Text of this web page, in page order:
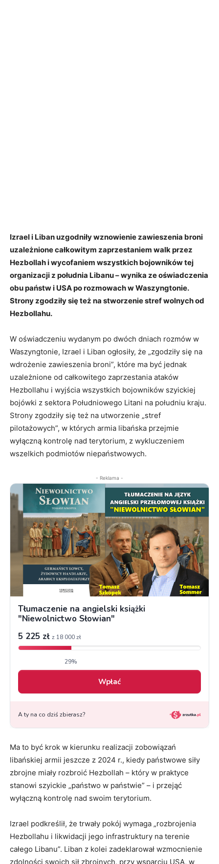
Izrael i Liban uzgodniły wznowienie zawieszenia broni
uzależnione całkowitym zaprzestaniem walk przez
Hezbollah i wycofaniem wszystkich bojowników tej
organizacji z południa Libanu – wynika ze oświadczenia
obu państw i USA po rozmowach w Waszyngtonie.
Strony zgodziły się też na stworzenie stref wolnych od
Hezbollahu.
W oświadczeniu wydanym po dwóch dniach rozmów w
Waszyngtonie, Izrael i Liban ogłosiły, że „zgodziły się na
wdrożenie zawieszenia broni”, które ma być jednak
uzależnione od całkowitego zaprzestania ataków
Hezbollahu i wyjścia wszystkich bojowników szyickiej
bojówki z sektora Południowego Litani na południu kraju.
Strony zgodziły się też na utworzenie „stref
pilotażowych”, w których armia libańska przejmie
wyłączną kontrolę nad terytorium, z wykluczeniem
wszelkich podmiotów niepaństwowych.
- Reklama -
Ma to być krok w kierunku realizacji zobowiązań
libańskiej armii jeszcze z 2024 r., kiedy państwowe siły
zbrojne miały rozbroić Hezbollah – który w praktyce
stanowi szyickie „państwo w państwie” – i przejąć
wyłączną kontrolę nad swoim terytorium.
Izrael podkreślił, że trwały pokój wymaga „rozbrojenia
Hezbollahu i likwidacji jego infrastruktury na terenie
całego Libanu”. Liban z kolei zadeklarował wzmocnienie
zdolności swoich sił zbrojnych, przy wsparciu USA, w